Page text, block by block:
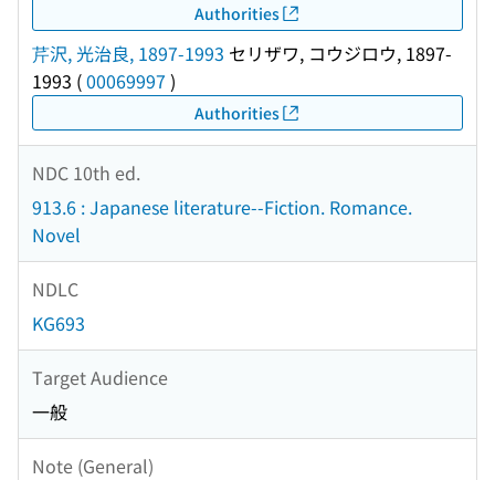
Authorities
芹沢, 光治良, 1897-1993 セリザワ, コウジロウ, 1897-
1993 (00069997 )
Authorities
NDC 10th ed.
913.6 : Japanese literature--Fiction. Romance.
Novel
NDLC
KG693
Target Audience
一般
Note (General)